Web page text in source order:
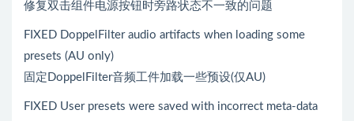
修复双击组件电源按钮时旁路状态不一致的问题
FIXED DoppelFilter audio artifacts when loading some
presets (AU only)
固定DoppelFilter音频工件加载一些预设(仅AU)
FIXED User presets were saved with incorrect meta-data